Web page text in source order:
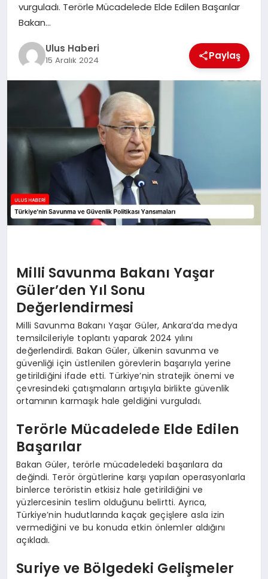
YAŞAM
vurguladı. Terörle Mücadelede Elde Edilen Başarılar
Bakan…
Ulus Haberi
15 Aralık 2024 Paylaş
Milli Savunma Bakanı Yaşar
Güler’den Yıl Sonu
Değerlendirmesi
Milli Savunma Bakanı Yaşar Güler, Ankara’da medya
temsilcileriyle toplantı yaparak 2024 yılını
değerlendirdi. Bakan Güler, ülkenin savunma ve
güvenliği için üstlenilen görevlerin başarıyla yerine
getirildiğini ifade etti. Türkiye’nin stratejik önemi ve
çevresindeki çatışmaların artışıyla birlikte güvenlik
ortamının karmaşık hale geldiğini vurguladı.
Terörle Mücadelede Elde Edilen
Başarılar
Bakan Güler, terörle mücadeledeki başarılara da
değindi. Terör örgütlerine karşı yapılan operasyonlarla
binlerce teröristin etkisiz hale getirildiğini ve
yüzlercesinin teslim olduğunu belirtti. Ayrıca,
Türkiye’nin hudutlarında kaçak geçişlere asla izin
vermediğini ve bu konuda etkin önlemler aldığını
açıkladı.
Suriye ve Bölgedeki Gelişmeler